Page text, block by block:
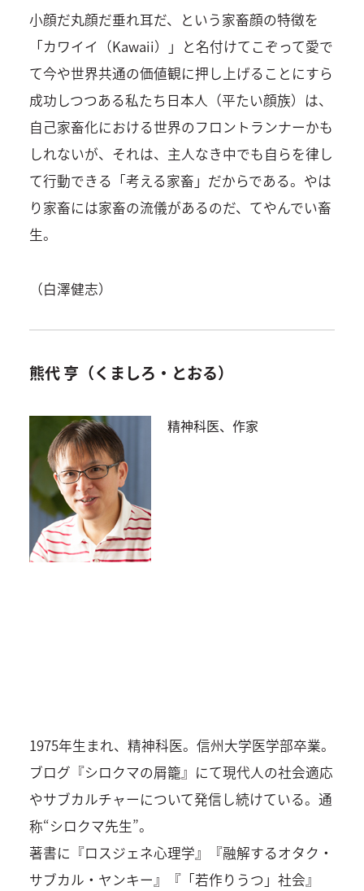
小顔だ丸顔だ垂れ耳だ、という家畜顔の特徴を
「カワイイ（Kawaii）」と名付けてこぞって愛で
て今や世界共通の価値観に押し上げることにすら
成功しつつある私たち日本人（平たい顔族）は、
自己家畜化における世界のフロントランナーかも
しれないが、それは、主人なき中でも自らを律し
て行動できる「考える家畜」だからである。やは
り家畜には家畜の流儀があるのだ、てやんでい畜
生。
（白澤健志）
熊代 亨（くましろ・とおる）
精神科医、作家
1975年生まれ、精神科医。信州大学医学部卒業。
ブログ『シロクマの屑籠』にて現代人の社会適応
やサブカルチャーについて発信し続けている。通
称“シロクマ先生”。
著書に『ロスジェネ心理学』『融解するオタク・
サブカル・ヤンキー』『「若作りうつ」社会』